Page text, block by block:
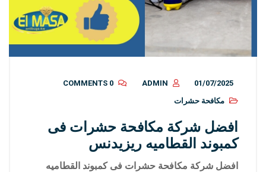
01/07/2025
ADMIN
0 COMMENTS
مكافحة حشرات
افضل شركة مكافحة حشرات فى
كمبوند القطاميه ريزيدنس
افضل شركة مكافحة حشرات فى كمبوند القطاميه